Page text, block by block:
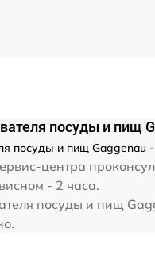
посуды и пищ
посуды и пищ
центра
- 2 часа.
посуды и пищ